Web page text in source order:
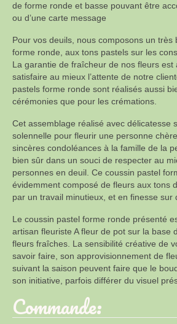
de forme ronde et basse pouvant être
ou d’une carte message
Pour vos deuils, nous composons un
forme ronde, aux tons pastels sur les
La garantie de fraîcheur de nos fleurs est
satisfaire au mieux l’attente de notre
pastels forme ronde sont réalisés aussi
cérémonies que pour les crémations.
Cet assemblage réalisé avec délicatesse
solennelle pour fleurir une personne
sincères condoléances à la famille de la
bien sûr dans un souci de respecter au
personnes en deuil. Ce coussin pastel
évidemment composé de fleurs aux tons
par un travail minutieux, et en finesse sur
Le coussin pastel forme ronde présenté
artisan fleuriste A fleur de pot sur la base
fleurs fraîches. La sensibilité créative de
savoir faire, son approvisionnement de
suivant la saison peuvent faire que le
son initiative, parfois différer du visuel
Commande: